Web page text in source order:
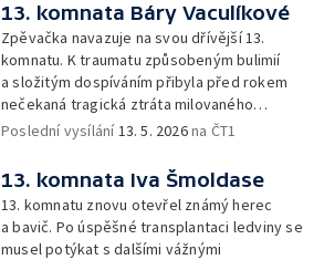
13. komnata Báry Vaculíkové
Zpěvačka navazuje na svou dřívější 13.
komnatu. K traumatu způsobeným bulimií
a složitým dospíváním přibyla před rokem
nečekaná tragická ztráta milovaného
manžela a otce její dcery.
Poslední vysílání13. 5. 2026na ČT1
13. komnata Iva Šmoldase
13. komnatu znovu otevřel známý herec
a bavič. Po úspěšné transplantaci ledviny se
musel potýkat s dalšími vážnými